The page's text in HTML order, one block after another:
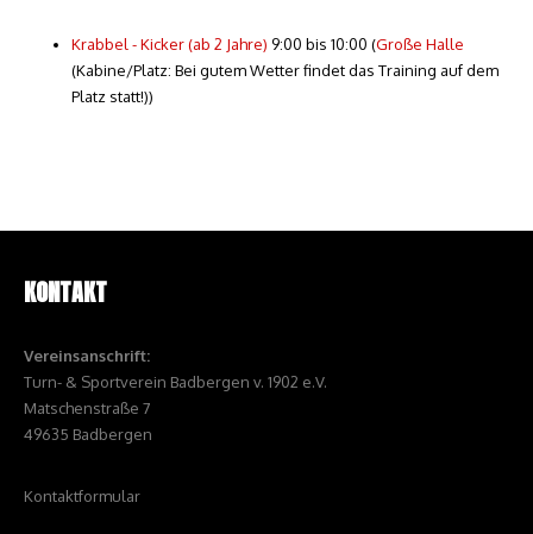
Krabbel - Kicker (ab 2 Jahre) 9:00 bis 10:00 (Große Halle
(Kabine/Platz: Bei gutem Wetter findet das Training auf dem
Platz statt!))
KONTAKT
Vereinsanschrift:
Turn- & Sportverein Badbergen v. 1902 e.V.
Matschenstraße 7
49635 Badbergen
Kontaktformular